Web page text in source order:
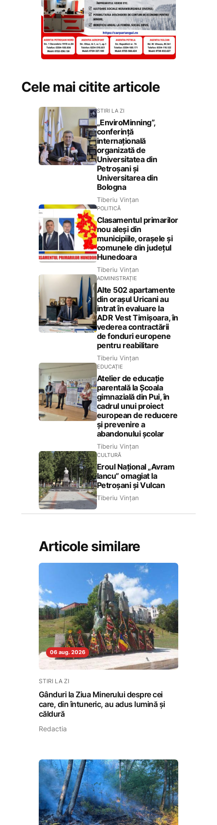
Cele mai citite articole
STIRI LA ZI
„EnviroMinning”,
conferință
internațională
organizată de
Universitatea din
Petroșani și
Universitarea din
Bologna
Tiberiu Vințan
POLITICĂ
Clasamentul primarilor
nou aleși din
municipiile, orașele și
comunele din județul
Hunedoara
Tiberiu Vințan
ADMINISTRAȚIE
Alte 502 apartamente
din orașul Uricani au
intrat în evaluare la
ADR Vest Timișoara, în
vederea contractării
de fonduri europene
pentru reabilitare
Tiberiu Vințan
EDUCAȚIE
Atelier de educație
parentală la Școala
gimnazială din Pui, în
cadrul unui proiect
european de reducere
și prevenire a
abandonului școlar
Tiberiu Vințan
CULTURĂ
Eroul Național „Avram
Iancu” omagiat la
Petroșani și Vulcan
Tiberiu Vințan
Articole similare
06 aug. 2026
STIRI LA ZI
Gânduri la Ziua Minerului despre cei
care, din întuneric, au adus lumină și
căldură
Redactia